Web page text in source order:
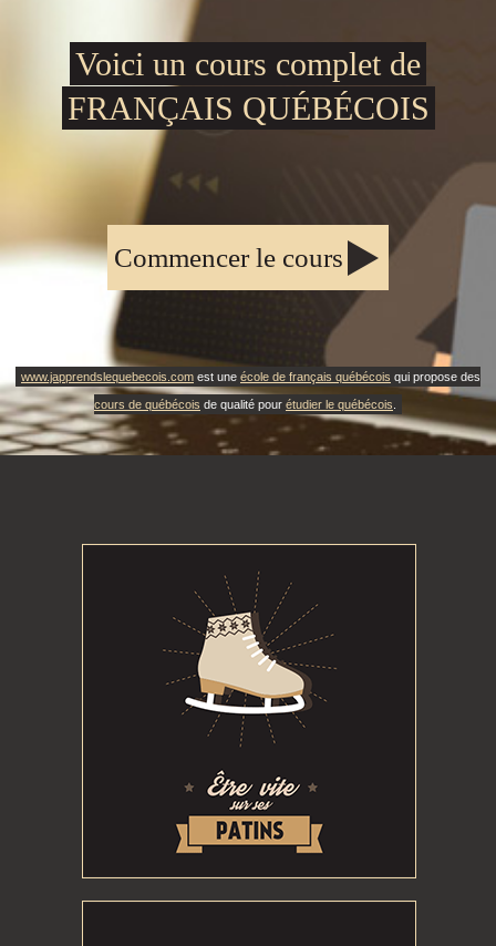
Voici un cours complet de
FRANÇAIS QUÉBÉCOIS
Commencer le cours
www.japprendslequebecois.com est une école de français québécois qui propose des
cours de québécois de qualité pour étudier le québécois